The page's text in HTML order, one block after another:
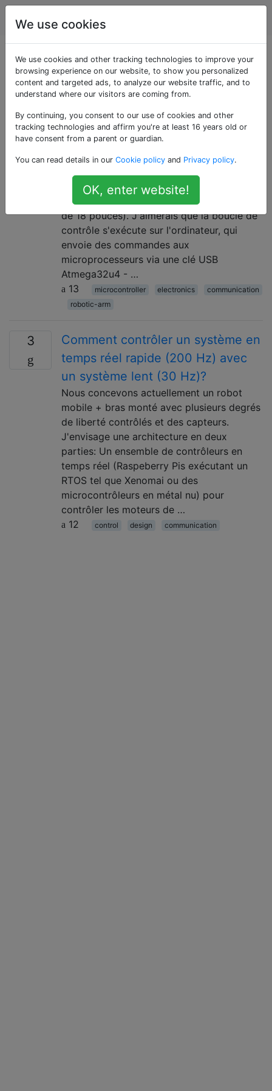
Robotique
Questions marquées
«communication»
3
Communication entre processeurs
pour bras robotique
Je construis un bras robotique hobby 6
meilleure façon de communiquer entre les
processeurs (3-4 AVR, séparation maximale
de 18 pouces). J'aimerais que la boucle de
contrôle s'exécute sur l'ordinateur, qui
envoie des commandes aux
microprocesseurs via une clé USB
Atmega32u4 - …
13
microcontroller electronics
communication
robotic-arm
3
Comment contrôler un système en
temps réel rapide (200 Hz) avec
un système lent (30 Hz)?
Nous concevons actuellement un robot
mobile + bras monté avec plusieurs degrés
de liberté contrôlés et des capteurs.
J'envisage une architecture en deux
parties: Un ensemble de contrôleurs en
temps réel (Raspeberry Pis exécutant un
RTOS tel que Xenomai ou des
microcontrôleurs en métal nu) pour
contrôler les moteurs de …
12
control design communication
We use cookies
We use cookies and other tracking technologies to improve your
browsing experience on our website, to show you personalized
content and targeted ads, to analyze our website traffic, and to
understand where our visitors are coming from.
By continuing, you consent to our use of cookies and other
tracking technologies and affirm you're at least 16 years old or
have consent from a parent or guardian.
You can read details in our Cookie policy and Privacy policy.
OK, enter website!